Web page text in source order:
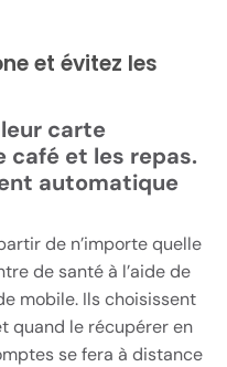
et évitez les
carte
café et les repas.
automatique
de n’importe quelle
de santé à l’aide de
mobile. Ils choisissent
quand le récupérer en
se fera à distance